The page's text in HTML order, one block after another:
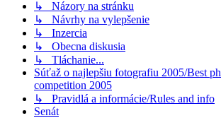
↳ Názory na stránku
↳ Návrhy na vylepšenie
↳ Inzercia
↳ Obecna diskusia
↳ Tláchanie...
Súťaž o najlepšiu fotografiu 2005/Best
competition 2005
↳ Pravidlá a informácie/Rules and info
Senát